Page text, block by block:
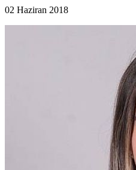
02 Haziran 2018